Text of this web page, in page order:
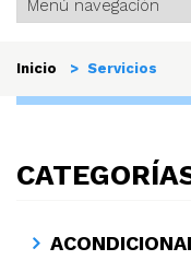
Inicio > Servicios